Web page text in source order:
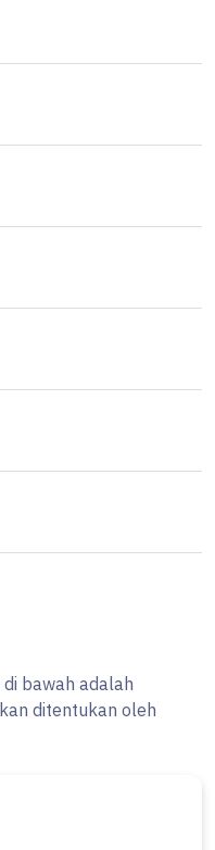
bawah adalah
ditentukan oleh